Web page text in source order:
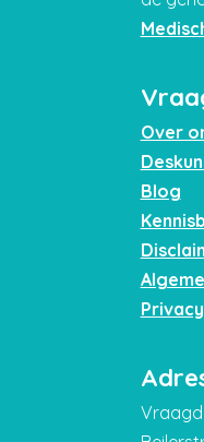
Over
Blog